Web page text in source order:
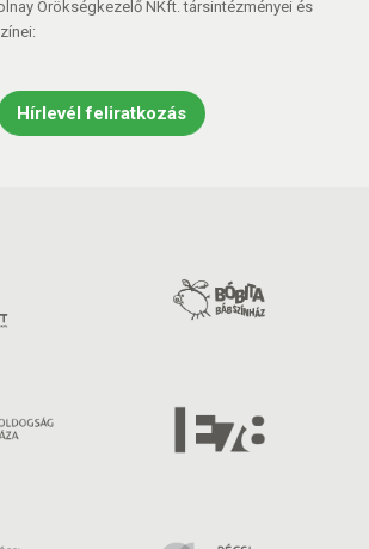
Örökségkezelő NKft. társintézményei és
Hírlevél feliratkozás